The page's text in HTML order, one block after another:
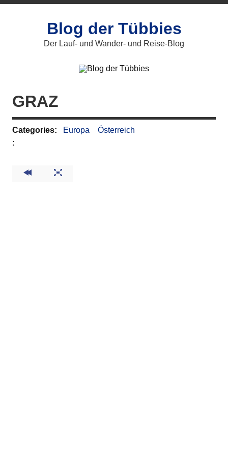
Zum
Blog der Tübbies
Der Lauf- und Wander- und Reise-Blog
GRAZ
Categories: Europa
Österreich
: